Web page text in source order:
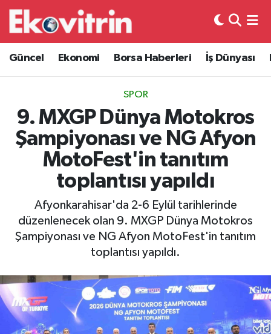
Güncel Ekonomi Borsa Haberleri İş Dünyası
SPOR
9. MXGP Dünya Motokros
Şampiyonası ve NG Afyon
MotoFest'in tanıtım
toplantısı yapıldı
Afyonkarahisar'da 2-6 Eylül tarihlerinde
düzenlenecek olan 9. MXGP Dünya Motokros
Şampiyonası ve NG Afyon MotoFest'in tanıtım
toplantısı yapıldı.
Güncel
Ekonomi
Borsa Haberleri
İş Dünyası
Lojistik
Otovitrin
Asayiş
Gayrimenkul
Spor
Hava Durumu
Trafik Durumu
Süper Lig Puan Durumu ve Fikstür
Tüm Manşetler
Son Dakika Haberleri
Haber Arşivi